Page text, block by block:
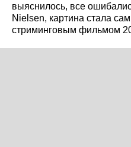
выяснилось, все
Nielsen, картина стала
стриминговым фильмом